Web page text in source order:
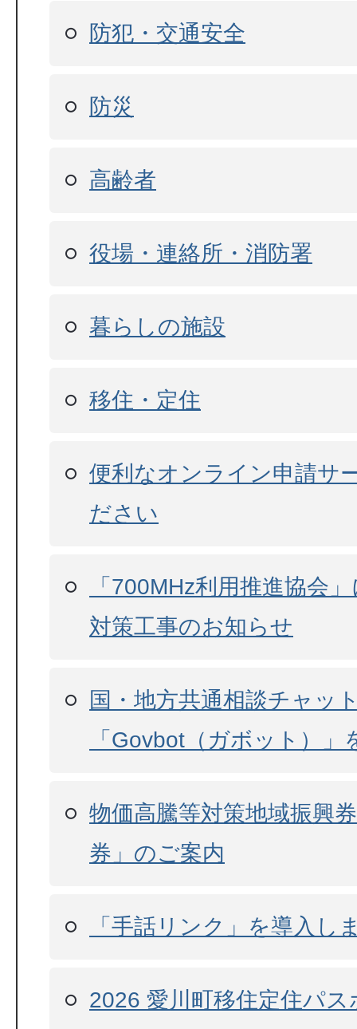
防犯・交通安全
防災
高齢者
役場・連絡所・消防署
暮らしの施設
移住・定住
便利なオンライン申請サ
ださい
「700MHz利用推進協会
対策工事のお知らせ
国・地方共通相談チャッ
「Govbot（ガボット）
物価高騰等対策地域振興
券」のご案内
「手話リンク」を導入し
2026 愛川町移住定住パス